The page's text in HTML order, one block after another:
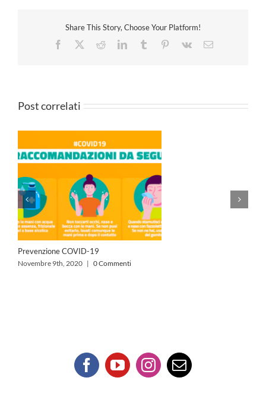
Share This Story, Choose Your Platform!
Facebook
RedditLinkedInTumblr Pinterest
Vk Email
Post correlati
Prevenzione COVID-19
Novembre 9th, 2020 | 0 Commenti